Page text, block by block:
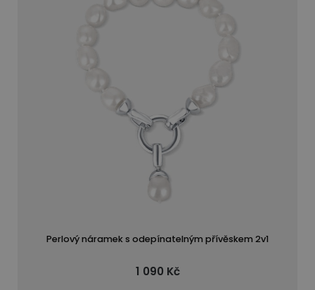
Perlový náramek s odepínatelným přívěskem 2v1
1 090 Kč